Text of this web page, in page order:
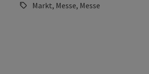
Markt, Messe, Messe